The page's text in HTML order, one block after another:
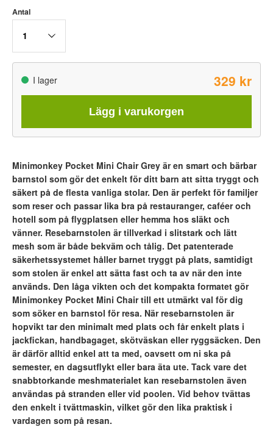
Antal
1
I lager 329 kr
Lägg i varukorgen
Minimonkey Pocket Mini Chair Grey är en smart och bärbar
barnstol som gör det enkelt för ditt barn att sitta tryggt och
säkert på de flesta vanliga stolar. Den är perfekt för familjer
som reser och passar lika bra på restauranger, caféer och
hotell som på flygplatsen eller hemma hos släkt och
vänner. Resebarnstolen är tillverkad i slitstark och lätt
mesh som är både bekväm och tålig. Det patenterade
säkerhetssystemet håller barnet tryggt på plats, samtidigt
som stolen är enkel att sätta fast och ta av när den inte
används. Den låga vikten och det kompakta formatet gör
Minimonkey Pocket Mini Chair till ett utmärkt val för dig
som söker en barnstol för resa. När resebarnstolen är
hopvikt tar den minimalt med plats och får enkelt plats i
jackfickan, handbagaget, skötväskan eller ryggsäcken. Den
är därför alltid enkel att ta med, oavsett om ni ska på
semester, en dagsutflykt eller bara äta ute. Tack vare det
snabbtorkande meshmaterialet kan resebarnstolen även
användas på stranden eller vid poolen. Vid behov tvättas
den enkelt i tvättmaskin, vilket gör den lika praktisk i
vardagen som på resan.